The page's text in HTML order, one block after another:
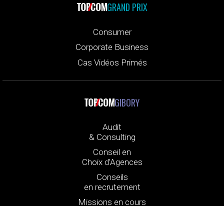
GRAND PRIX
Consumer
Corporate Business
Cas Vidéos Primés
GIBORY
Audit
& Consulting
Conseil en
Choix d’Agences
Conseils
en recrutement
Missions en cours